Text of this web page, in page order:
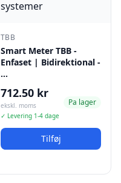
TBB
Smart Meter TBB -
Enfaset | Bidirektional -
…
712.50 kr
ekskl. moms
✓ Levering 1-4 dage
Pa lager
Tilføj